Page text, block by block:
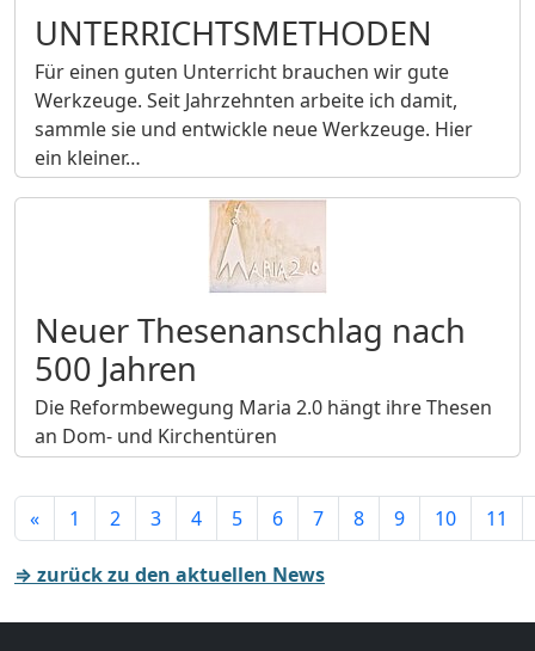
UNTERRICHTSMETHODEN
Für einen guten Unterricht brauchen wir gute
Werkzeuge. Seit Jahrzehnten arbeite ich damit,
sammle sie und entwickle neue Werkzeuge. Hier
ein kleiner…
Neuer Thesenanschlag nach
500 Jahren
Die Reformbewegung Maria 2.0 hängt ihre Thesen
an Dom- und Kirchentüren
« 1 2 3 4 5 6 7 8 9 10 11
⇒ zurück zu den aktuellen News